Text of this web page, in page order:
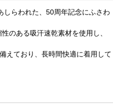
しらわれた、50周年記念にふさわ
のある吸汗速乾素材を使用し、
えており、長時間快適に着用して